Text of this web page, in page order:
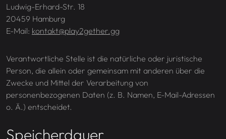
Ludwig-Erhard-Str. 18
20459 Hamburg
E-Mail: kontakt@play2gether.gg
Verantwortliche Stelle ist die natürliche oder juristische
Person, die allein oder gemeinsam mit anderen über die
Zwecke und Mittel der Verarbeitung von
personenbezogenen Daten (z. B. Namen, E-Mail-Adressen
o. Ä.) entscheidet.
Speicherdauer